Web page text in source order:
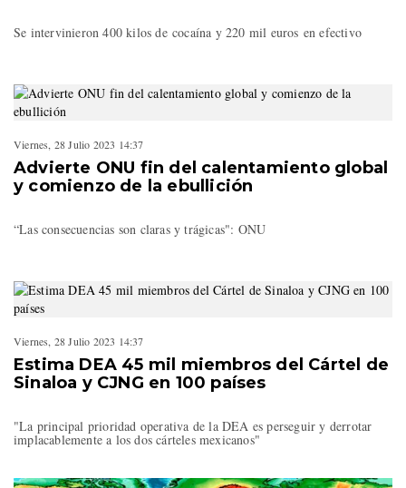
Se intervinieron 400 kilos de cocaína y 220 mil euros en efectivo
Viernes, 28 Julio 2023 14:37
Advierte ONU fin del calentamiento global
y comienzo de la ebullición
“Las consecuencias son claras y trágicas": ONU
Viernes, 28 Julio 2023 14:37
Estima DEA 45 mil miembros del Cártel de
Sinaloa y CJNG en 100 países
"La principal prioridad operativa de la DEA es perseguir y derrotar
implacablemente a los dos cárteles mexicanos"